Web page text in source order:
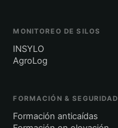
MONITOREO DE SILOS
INSYLO
AgroLog
FORMACIÓN & SEGURIDAD
Formación anticaídas